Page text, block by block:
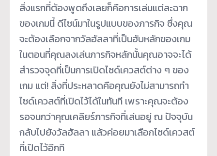
สิ่งแรกที่ต้องพูดถึงเลยก็คือการเล่นแต่ละฉาก
ของเกมนี้ ดีไซน์มาในรูปแบบของภารกิจ ซึ่งคุณ
จะต้องเลือกจากวัลฮัลลาที่เป็นฮับหลักของเกม
ในตอนที่คุณลงเล่นภารกิจหลักนั้นคุณอาจจะได้
สำรวจจุดที่เป็นการเปิดไซด์เควสต์ต่าง ๆ ของ
เกม แต่! สิ่งที่ประหลาดคือคุณยังไม่สามารถทำ
ไซด์เควสต์ที่เปิดไว้ได้ในทันที เพราะคุณจะต้อง
รอจนกว่าคุณเคลียร์ภารกิจที่เล่นอยู่ ณ ปัจจุบัน
กลับไปยังวัลฮัลลา แล้วค่อยมาเลือกไซด์เควสต์
ที่เปิดไว้อีกที